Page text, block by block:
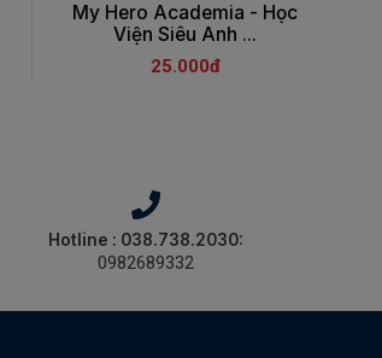
My Hero Academia - Học
Viện Siêu Anh ...
25.000đ
Hotline : 038.738.2030:
0982689332